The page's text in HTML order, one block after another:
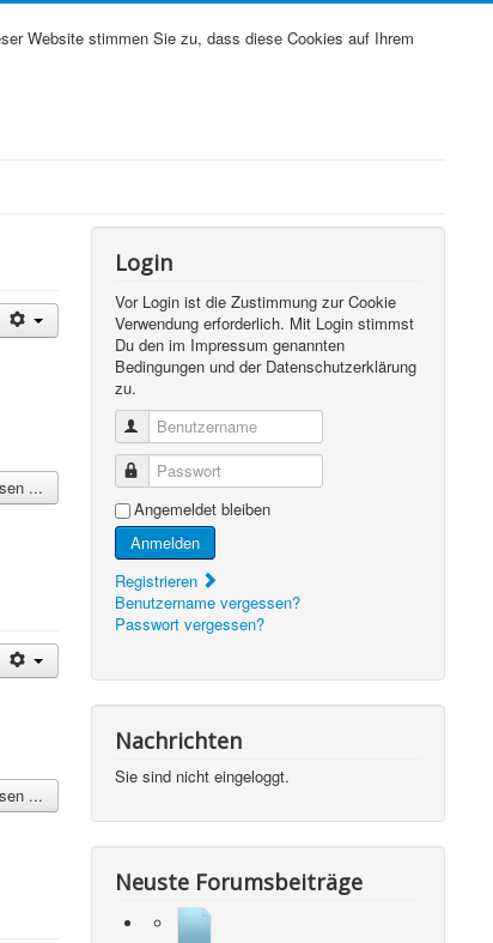
Website stimmen Sie zu, dass diese Cookies auf Ihrem
...
...
Login
Vor Login ist die Zustimmung zur Cookie
Verwendung erforderlich. Mit Login stimmst
Du den im Impressum genannten
Bedingungen und der Datenschutzerklärung
zu.
Benutzername
Passwort
Angemeldet bleiben
Anmelden
Registrieren
Benutzername vergessen?
Passwort vergessen?
Nachrichten
Sie sind nicht eingeloggt.
Neuste Forumsbeiträge